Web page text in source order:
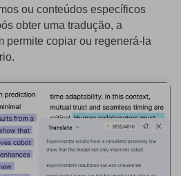
ou conteúdos específicos
obter uma tradução, a
permite copiar ou regenerá-la